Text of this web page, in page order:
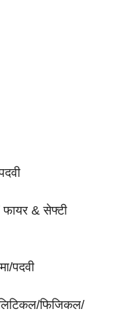
& सेफ्टी
पदवी
फिजिकल/